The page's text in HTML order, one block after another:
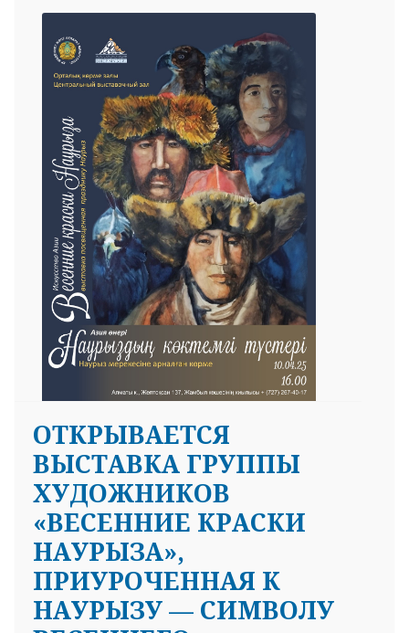
ОТКРЫВАЕТСЯ
ВЫСТАВКА ГРУППЫ
ХУДОЖНИКОВ
«ВЕСЕННИЕ КРАСКИ
НАУРЫЗА»,
ПРИУРОЧЕННАЯ К
НАУРЫЗУ — СИМВОЛУ